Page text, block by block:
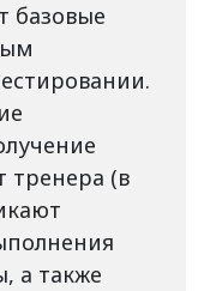
базовые
тренера (в
а также